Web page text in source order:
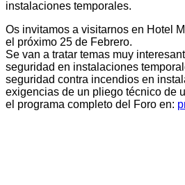
instalaciones temporales.
Os invitamos a visitarnos en Hotel
el próximo 25 de Febrero.
Se van a tratar temas muy
seguridad en instalaciones
seguridad contra incendios en
exigencias de un pliego técnico de
el programa completo del Foro en: